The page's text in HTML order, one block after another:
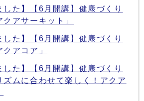
した】【6月開講】健康づくり
アサーキット」
した】【6月開講】健康づくり
アコア」
した】【6月開講】健康づくり
ズムに合わせて楽しく！アクア